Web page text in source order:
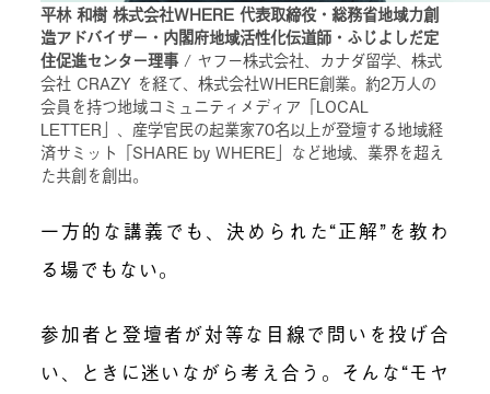
平林 和樹 株式会社WHERE 代表取締役・総務省地域力創
造アドバイザー・内閣府地域活性化伝道師・ふじよしだ定
住促進センター理事/ ヤフー株式会社、カナダ留学、株式
会社 CRAZY を経て、株式会社WHERE創業。約2万人の
会員を持つ地域コミュニティメディア「LOCAL
LETTER」、産学官民の起業家70名以上が登壇する地域経
済サミット「SHARE by WHERE」など地域、業界を超え
た共創を創出。
一方的な講義でも、決められた“正解”を教わ
る場でもない。
参加者と登壇者が対等な目線で問いを投げ合
い、ときに迷いながら考え合う。そんな“モヤ